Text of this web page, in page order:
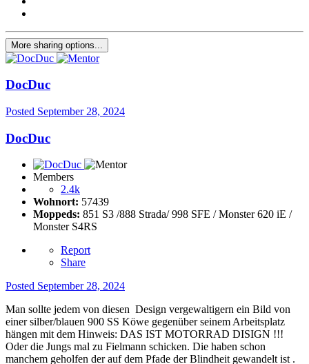
More sharing options...
DocDuc
Posted September 28, 2024
DocDuc
Members
2.4k
Wohnort: 57439
Moppeds: 851 S3 /888 Strada/ 998 SFE / Monster 620 iE /
Monster S4RS
Report
Share
Posted September 28, 2024
Man sollte jedem von diesen Design vergewaltigern ein Bild von
einer silber/blauen 900 SS Köwe gegenüber seinem Arbeitsplatz
hängen mit dem Hinweis: DAS IST MOTORRAD DISIGN !!!
Oder die Jungs mal zu Fielmann schicken. Die haben schon
manchem geholfen der auf dem Pfade der Blindheit gewandelt ist .